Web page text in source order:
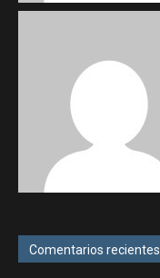
Comentarios recientes